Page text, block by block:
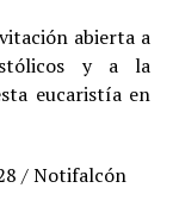
abierta a
y a la
eucaristía en
/ Notifalcón